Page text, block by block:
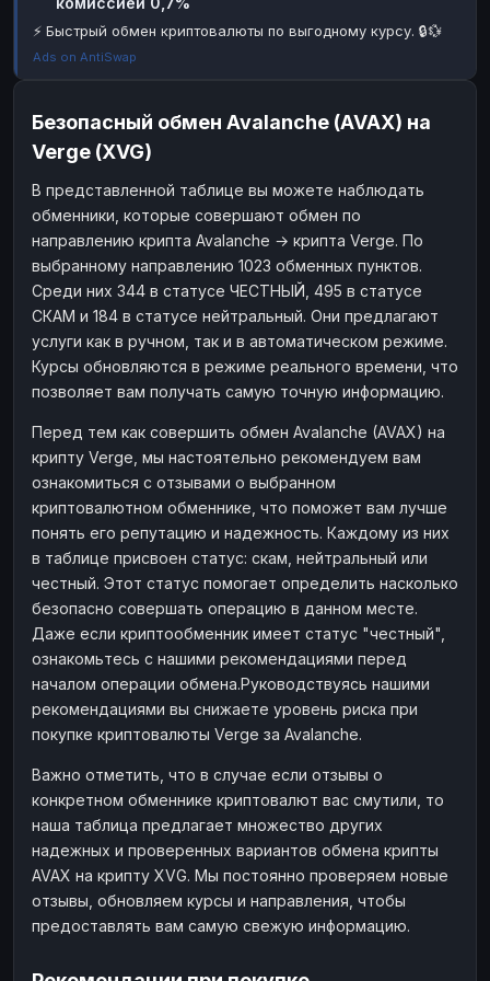
Наличные RUB
Наличные
Наличные RUB
⚡ Быстрый обмен криптовалюты по выгодному курсу. 🔒💱
Ads on AntiSwap
Безопасный обмен Avalanche (AVAX) на
Verge (XVG)
В представленной таблице вы можете наблюдать
обменники, которые совершают обмен по
направлению крипта Avalanche → крипта Verge. По
выбранному направлению 1023 обменных пунктов.
Среди них 344 в статусе ЧЕСТНЫЙ, 495 в статусе
СКАМ и 184 в статусе нейтральный. Они предлагают
услуги как в ручном, так и в автоматическом режиме.
Курсы обновляются в режиме реального времени, что
позволяет вам получать самую точную информацию.
Перед тем как совершить обмен Avalanche (AVAX) на
крипту Verge, мы настоятельно рекомендуем вам
ознакомиться с отзывами о выбранном
криптовалютном обменнике, что поможет вам лучше
понять его репутацию и надежность. Каждому из них
в таблице присвоен статус: скам, нейтральный или
честный. Этот статус помогает определить насколько
безопасно совершать операцию в данном месте.
Даже если криптообменник имеет статус "честный",
ознакомьтесь с нашими рекомендациями перед
началом операции обмена.Руководствуясь нашими
рекомендациями вы снижаете уровень риска при
покупке криптовалюты Verge за Avalanche.
Важно отметить, что в случае если отзывы о
конкретном обменнике криптовалют вас смутили, то
наша таблица предлагает множество других
надежных и проверенных вариантов обмена крипты
AVAX на крипту XVG. Мы постоянно проверяем новые
отзывы, обновляем курсы и направления, чтобы
предоставлять вам самую свежую информацию.